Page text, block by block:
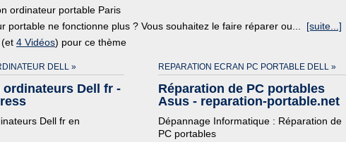
ordinateur portable Paris
portable ne fonctionne plus ? Vous souhaitez le faire réparer ou... [suite...]
(et 4 Vidéos) pour ce thème
DELL »
ordinateurs Dell fr -
Dell fr en
REPARATION ECRAN PC PORTABLE DELL »
Réparation de PC portables
Asus - reparation-portable.net
Dépannage Informatique : Réparation de
PC portables